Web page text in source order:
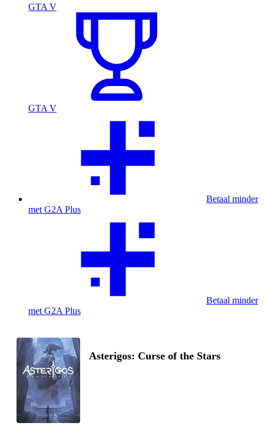
GTA V
GTA V
Betaal minder
met G2A Plus
Betaal minder
met G2A Plus
Asterigos: Curse of the Stars